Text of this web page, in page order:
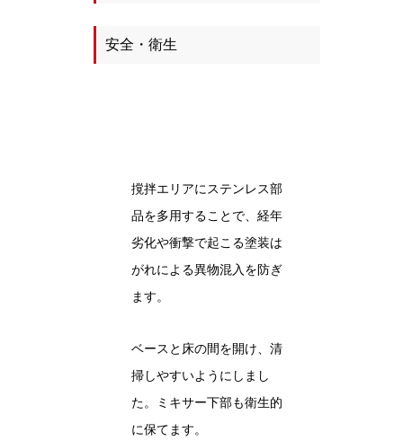
安全・衛生
撹拌エリアにステンレス部
品を多用することで、経年
劣化や衝撃で起こる塗装は
がれによる異物混入を防ぎ
ます。
ベースと床の間を開け、清
掃しやすいようにしまし
た。ミキサー下部も衛生的
に保てます。